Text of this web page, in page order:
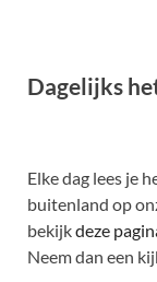
Dagelijks
Elke dag lees je
buitenland op
bekijkdeze
Neem dan een